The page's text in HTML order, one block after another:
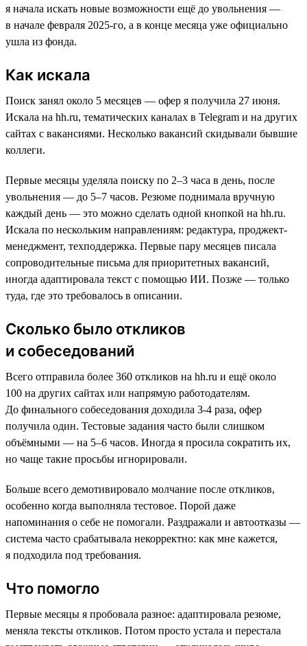
я начала искать новые возможности ещё до увольнения —
в начале февраля 2025-го, а в конце месяца уже официально
ушла из фонда.
Как искала
Поиск занял около 5 месяцев — офер я получила 27 июня.
Искала на hh.ru, тематических каналах в Telegram и на других
сайтах с вакансиями. Несколько вакансий скидывали бывшие
коллеги.
Первые месяцы уделяла поиску по 2–3 часа в день, после
увольнения — до 5–7 часов. Резюме поднимала вручную
каждый день — это можно сделать одной кнопкой на hh.ru.
Искала по нескольким направлениям: редактура, проджект-
менеджмент, техподдержка. Первые пару месяцев писала
сопроводительные письма для приоритетных вакансий,
иногда адаптировала текст с помощью ИИ. Позже — только
туда, где это требовалось в описании.
Сколько было откликов
и собеседований
Всего отправила более 360 откликов на hh.ru и ещё около
100 на других сайтах или напрямую работодателям.
До финального собеседования доходила 3-4 раза, офер
получила один. Тестовые задания часто были слишком
объёмными — на 5–6 часов. Иногда я просила сократить их,
но чаще такие просьбы игнорировали.
Больше всего демотивировало молчание после откликов,
особенно когда выполняла тестовое. Порой даже
напоминания о себе не помогали. Раздражали и автоотказы —
система часто срабатывала некорректно: как мне кажется,
я подходила под требования.
Что помогло
Первые месяцы я пробовала разное: адаптировала резюме,
меняла тексты откликов. Потом просто устала и перестала